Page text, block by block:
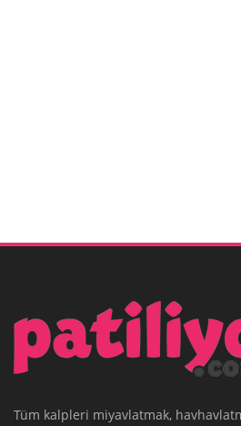
Tüm kalpleri miyavlatmak,